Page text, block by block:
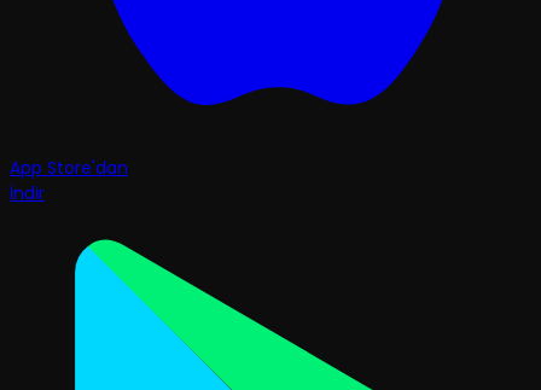
App Store'dan
İndir